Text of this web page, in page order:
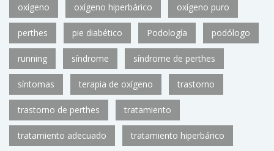
oxígeno oxígeno hiperbárico oxígeno puro
perthes pie diabético Podología podólogo
running síndrome síndrome de perthes
síntomas terapia de oxígeno trastorno
trastorno de perthes tratamiento
tratamiento adecuado tratamiento hiperbárico